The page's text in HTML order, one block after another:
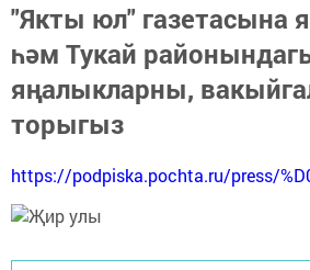
"Якты юл" газетасына
һәм Тукай
яңалыкларны,
торыгыз
https://podpiska.pochta.ru/press/